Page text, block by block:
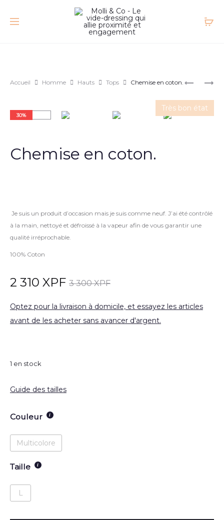
Accueil Homme Hauts Tops Chemise en coton.
30%
Très bon état
Chemise en coton.
Je suis un produit d’occasion mais je suis comme neuf. J’ai été contrôlé
à la main, nettoyé et défroissé à la vapeur afin de vous garantir une
qualité irréprochable.
100% Coton
3 300XPF
2 310 XPF
Optez pour la livraison à domicile, et essayez les articles
avant de les acheter sans avancer d'argent.
1 en stock
Guide des tailles
Couleur
Multicolore
Taille
L